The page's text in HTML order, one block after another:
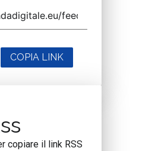
COPIA LINK
copiare il link RSS